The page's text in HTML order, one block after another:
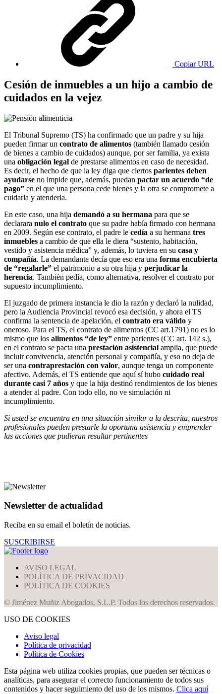
Copiar URL
Cesión de inmuebles a un hijo a cambio de
cuidados en la vejez
El Tribunal Supremo (TS) ha confirmado que un padre y su hija
pueden firmar un contrato de alimentos (también llamado cesión
de bienes a cambio de cuidados) aunque, por ser familia, ya exista
una obligación legal de prestarse alimentos en caso de necesidad.
Es decir, el hecho de que la ley diga que ciertos parientes deben
ayudarse no impide que, además, puedan pactar un acuerdo “de
pago” en el que una persona cede bienes y la otra se compromete a
cuidarla y atenderla.
En este caso, una hija demandó a su hermana para que se
declarara nulo el contrato que su padre había firmado con hermana
en 2009. Según ese contrato, el padre le cedía a su hermana tres
inmuebles a cambio de que ella le diera “sustento, habitación,
vestido y asistencia médica” y, además, lo tuviera en su casa y
compañía. La demandante decía que eso era una forma encubierta
de “regalarle” el patrimonio a su otra hija y perjudicar la
herencia. También pedía, como alternativa, resolver el contrato por
supuesto incumplimiento.
El juzgado de primera instancia le dio la razón y declaró la nulidad,
pero la Audiencia Provincial revocó esa decisión, y ahora el TS
confirma la sentencia de apelación, el contrato era válido y
oneroso. Para el TS, el contrato de alimentos (CC art.1791) no es lo
mismo que los alimentos “de ley” entre parientes (CC art. 142 s.),
en el contrato se pacta una prestación asistencial amplia, que puede
incluir convivencia, atención personal y compañía, y eso no deja de
ser una contraprestación con valor, aunque tenga un componente
afectivo. Además, el TS entiende que aquí sí hubo cuidado real
durante casi 7 años y que la hija destinó rendimientos de los bienes
a atender al padre. Con todo ello, no ve simulación ni
incumplimiento.
Si usted se encuentra en una situación similar a la descrita, nuestros
profesionales pueden prestarle la oportuna asistencia y emprender
las acciones que pudieran resultar pertinentes
Newsletter de actualidad
Reciba en su email el boletín de noticias.
SUSCRIBIRSE
AVISO LEGAL
POLÍTICA DE PRIVACIDAD
POLÍTICA DE COOKIES
© Jiménez Muñiz Abogados, S.L.P. Todos los derechos reservados.
USO DE COOKIES
Aviso legal
Política de privacidad
Política de Cookies
Esta página web utiliza cookies propias, que pueden ser técnicas o
analíticas, para asegurar el correcto funcionamiento de todos sus
contenidos y hacer seguimiento del uso de los mismos. Clica aquí